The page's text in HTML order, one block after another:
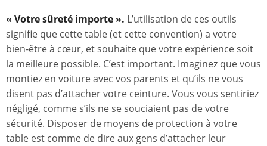
« Votre sûreté importe ». L’utilisation de ces outils
signifie que cette table (et cette convention) a votre
bien-être à cœur, et souhaite que votre expérience soit
la meilleure possible. C’est important. Imaginez que vous
montiez en voiture avec vos parents et qu’ils ne vous
disent pas d’attacher votre ceinture. Vous vous sentiriez
négligé, comme s’ils ne se souciaient pas de votre
sécurité. Disposer de moyens de protection à votre
table est comme de dire aux gens d’attacher leur